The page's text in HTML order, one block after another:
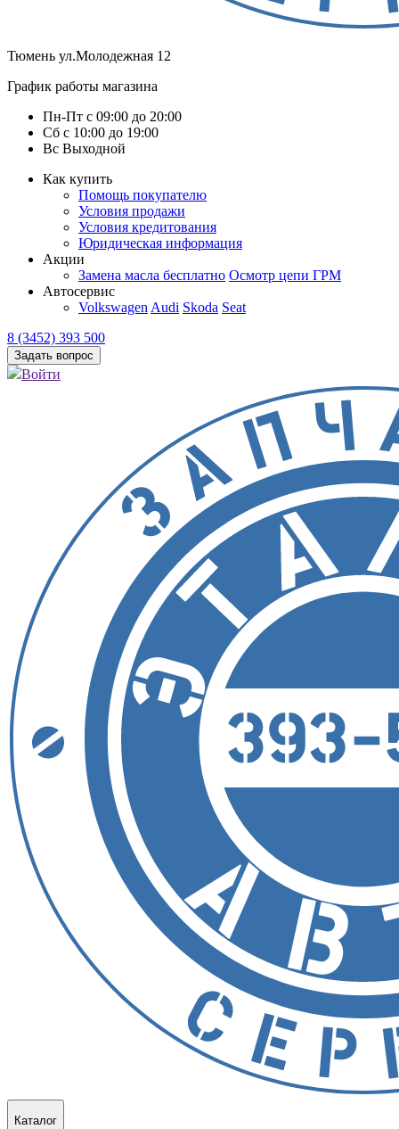
Тюмень ул.Молодежная 12
График работы магазина
Пн-Пт с 09:00 до 20:00
Сб с 10:00 до 19:00
Вс Выходной
Как купить
Помощь покупателю
Условия продажи
Условия кредитования
Юридическая информация
Акции
Замена масла бесплатно Осмотр цепи ГРМ
Автосервис
Volkswagen Audi Skoda Seat
8 (3452) 393 500
Задать вопрос
Войти
Каталог